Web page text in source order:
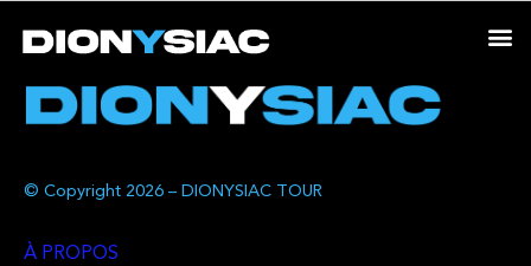
© Copyright 2026 – DIONYSIAC TOUR
À PROPOS